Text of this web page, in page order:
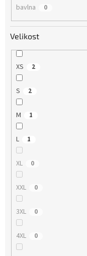
bavlna 0
Velikost
XS 2
S 2
M 1
L 1
XL 0
XXL 0
3XL 0
4XL 0